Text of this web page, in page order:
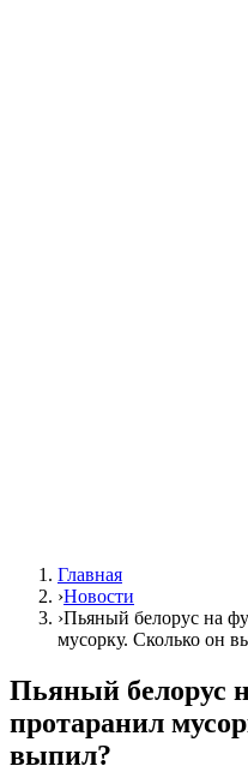
Главная
›Новости
›Пьяный белорус на
мусорку. Сколько он
Пьяный белорус
протаранил
выпил?